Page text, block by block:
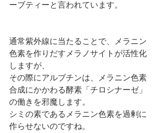
ーブティーと言われています。
通常紫外線に当たることで、メラニン
色素を作りだすメラノサイトが活性化
しますが、
その際にアルブチンは、メラニン色素
合成にかかわる酵素「チロシナーゼ」
の働きを邪魔します。
シミの素であるメラニン色素を過剰に
作らせないのですね。